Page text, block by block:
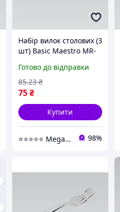
Набір вилок столових (3
шт) Basic Maestro MR-
Готово до відправки
75 ₴
85.23 ₴
Купити
⭐️⭐️⭐️⭐️⭐️ MegaLavka - товари для дому! 98%